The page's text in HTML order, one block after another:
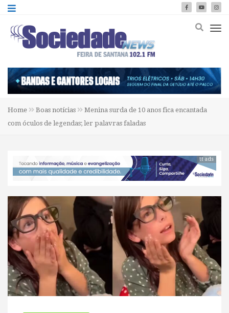
Home Boas notícias
Menina surda de 10 anos fica encantada
com óculos de legendas; ler palavras faladas
tt ads